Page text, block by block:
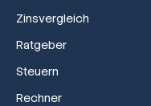
Zinsvergleich
Ratgeber
Steuern
Rechner